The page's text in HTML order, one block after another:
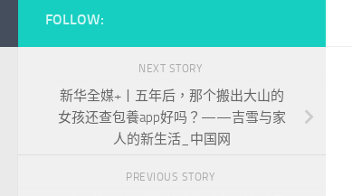
FOLLOW:
NEXT STORY
新华全媒+丨五年后，那个搬出大山的
女孩还查包養app好吗？——吉雪与家
人的新生活_中国网
PREVIOUS STORY